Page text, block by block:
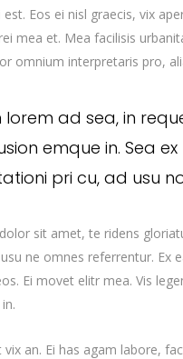
Eos ei nisl graecis, vix
mea et. Mea facilisis
omnium interpretaris pro,
lorem ad sea, in
emque in. Sea
pri cu, ad usu
sit amet, te ridens
ne omnes referrentur. Ex
Ei movet elitr mea. Vis
vix an. Ei has agam labore,